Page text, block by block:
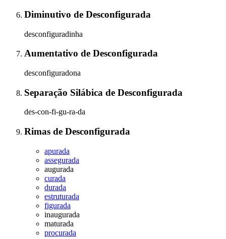
Diminutivo de Desconfigurada
desconfiguradinha
Aumentativo de Desconfigurada
desconfiguradona
Separação Silábica de Desconfigurada
des-con-fi-gu-ra-da
Rimas de Desconfigurada
apurada
assegurada
augurada
curada
durada
estruturada
figurada
inaugurada
maturada
procurada